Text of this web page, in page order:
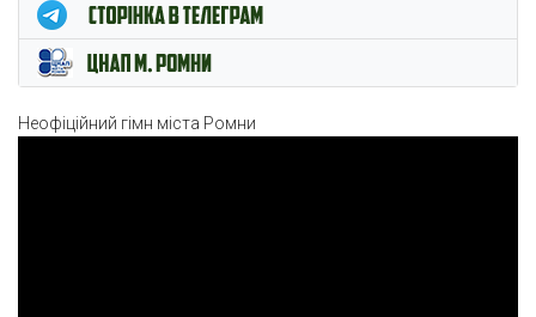
Неофіційний гімн міста Ромни